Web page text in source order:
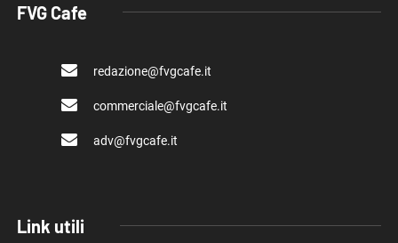
FVG Cafe
redazione@fvgcafe.it
commerciale@fvgcafe.it
adv@fvgcafe.it
Link utili